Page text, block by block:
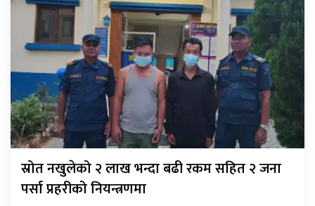
स्रोत नखुलेको २ लाख भन्दा बढी रकम सहित २ जना
पर्सा प्रहरीको नियन्त्रणमा